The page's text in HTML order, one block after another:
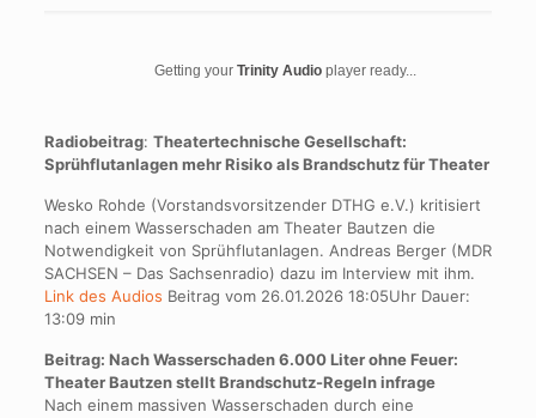
Getting your Trinity Audioplayer ready...
Radiobeitrag: Theatertechnische Gesellschaft:
Sprühflutanlagen mehr Risiko als Brandschutz für Theater
Wesko Rohde (Vorstandsvorsitzender DTHG e.V.) kritisiert
nach einem Wasserschaden am Theater Bautzen die
Notwendigkeit von Sprühflutanlagen. Andreas Berger (MDR
SACHSEN – Das Sachsenradio) dazu im Interview mit ihm.
Link des Audios Beitrag vom 26.01.2026 18:05Uhr Dauer:
13:09 min
Beitrag: Nach Wasserschaden 6.000 Liter ohne Feuer:
Theater Bautzen stellt Brandschutz-Regeln infrage
Nach einem massiven Wasserschaden durch eine